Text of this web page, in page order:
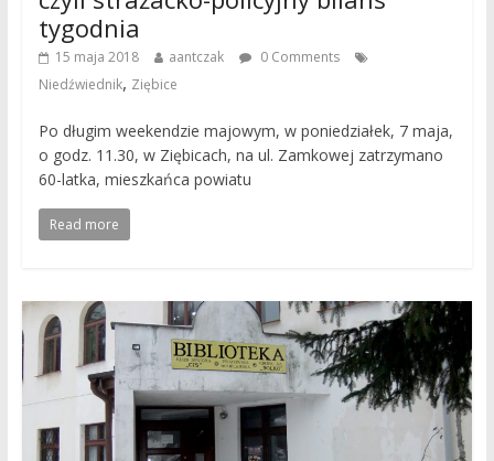
tygodnia
15 maja 2018 aantczak
0 Comments
Niedźwiednik, Ziębice
Po długim weekendzie majowym, w poniedziałek, 7 maja,
o godz. 11.30, w Ziębicach, na ul. Zamkowej zatrzymano
60-latka, mieszkańca powiatu
Read more